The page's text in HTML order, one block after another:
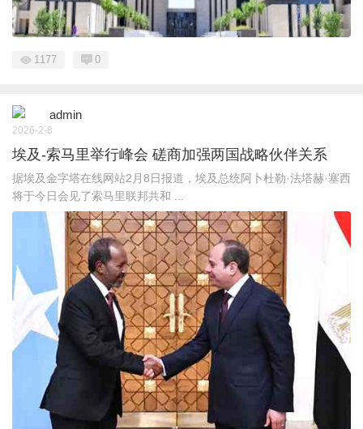
1177 0
admin
2026-2-8
埃及-索马里举行峰会 磋商加强两国战略伙伴关系
据埃及金字塔在线网站2月8日报道，埃及总统阿卜杜勒·法塔赫·塞西
将于今日会见了索马里联邦共和 ...